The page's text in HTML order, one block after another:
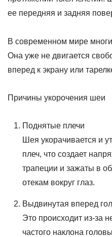
ее передняя и задняя
В современном мире
Она уже не двигается
вперед к экрану или
Причины укорочения шеи
Поднятые плечи
Шея укорачивается и
плеч, что создает
трапеции и зажаты в
отекам вокруг глаз.
Выдвинутая вперед
Это происходит из-за
частого наклона